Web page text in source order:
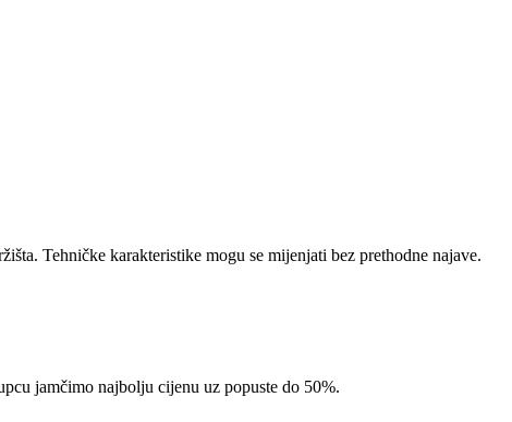
Tehničke karakteristike mogu se mijenjati bez prethodne najave.
jamčimo najbolju cijenu uz popuste do 50%.